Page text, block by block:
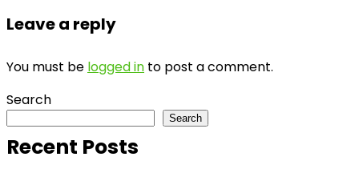
Leave a reply
You must be logged in to post a comment.
Search
Search
Recent Posts